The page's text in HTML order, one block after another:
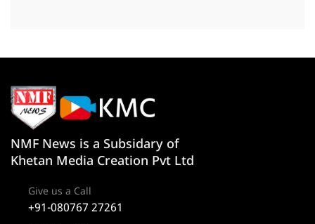
NMF News is a Subsidary of
Khetan Media Creation Pvt Ltd
Give us a Call
+91-080767 27261